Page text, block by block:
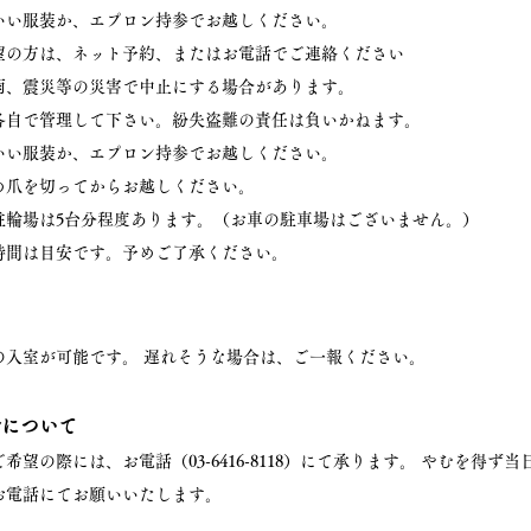
服装か、エプロン持参でお越しください。
の方は、ネット予約、またはお電話でご連絡ください
震災等の災害で中止にする場合があります。
で管理して下さい。紛失盗難の責任は負いかねます。
服装か、エプロン持参でお越しください。
を切ってからお越しください。
場は5台分程度あります。（お車の駐車場はございません。）
は目安です。予めご了承ください。
入室が可能です。 遅れそうな場合は、ご一報ください。
ついて
希望の際には、お電話（03-6416-8118）にて承ります。 やむを得ず当
話にてお願いいたします。